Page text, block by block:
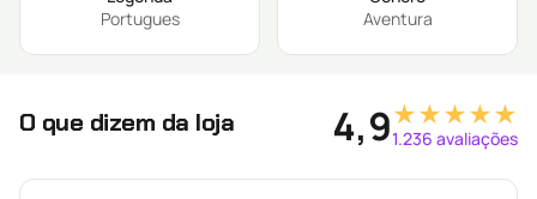
Portugues
Aventura
O que dizem da loja 4,9★★★★★
1.236 avaliações